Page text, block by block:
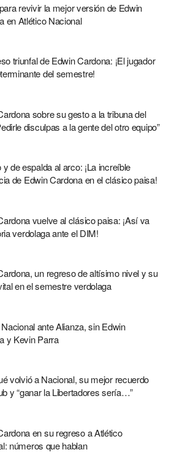
revivir la mejor versión de Edwin
en Atlético Nacional
triunfal de Edwin Cardona: ¡El jugador
del semestre!
sobre su gesto a la tribuna del
disculpas a la gente del otro equipo”
y de espalda al arco: ¡La increíble
de Edwin Cardona en el clásico paisa!
vuelve al clásico paisa: ¡Así va
verdolaga ante el DIM!
un regreso de altísimo nivel y su
en el semestre verdolaga
ante Alianza, sin Edwin
y Kevin Parra
volvió a Nacional, su mejor recuerdo
y “ganar la Libertadores sería…”
en su regreso a Atlético
números que hablan